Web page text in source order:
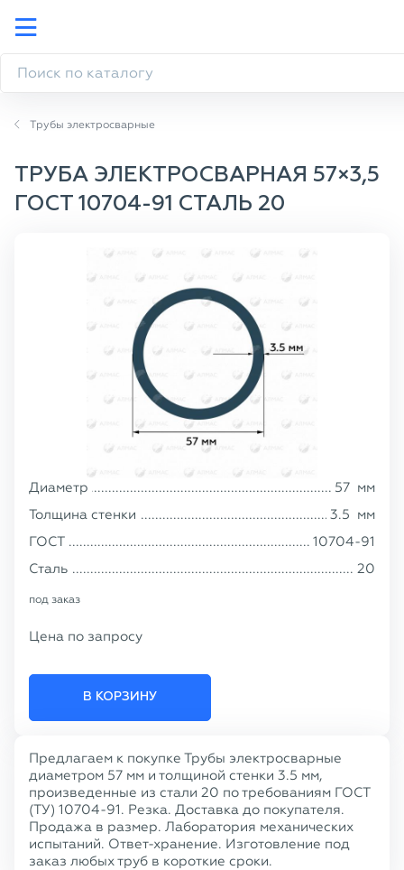
Трубы электросварные
ТРУБА ЭЛЕКТРОСВАРНАЯ 57×3,5
ГОСТ 10704-91 СТАЛЬ 20
Диаметр 57 мм
Толщина стенки
3.5 мм
ГОСТ
10704-91
Сталь
20
под заказ
Цена по запросу
В КОРЗИНУ
Предлагаем к покупке Трубы электросварные
диаметром 57 мм и толщиной стенки 3.5 мм,
произведенные из стали 20 по требованиям ГОСТ
(ТУ) 10704-91. Резка. Доставка до покупателя.
Продажа в размер. Лаборатория механических
испытаний. Ответ-хранение. Изготовление под
заказ любых труб в короткие сроки.